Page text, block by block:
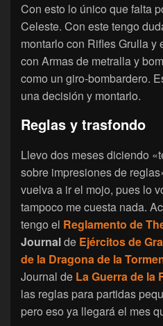
Con esto lo único que falta
Celeste. Con este tengo
montarlo con Rifles Grulla y
con Armas de metralla y
como un giro-bombardero.
una decisión y montarlo.
Reglas y trasfondo
Llevo dos meses diciendo
sobre impresiones de
vuelva a ir el mojo, pues lo
tampoco me cuesta nada.
tengo el Reglamento de
Journalde Ejércitos de
de la Dragona de la
Journal de La Guerra de la
las reglas para partidas
pero eso ya llegará el mes